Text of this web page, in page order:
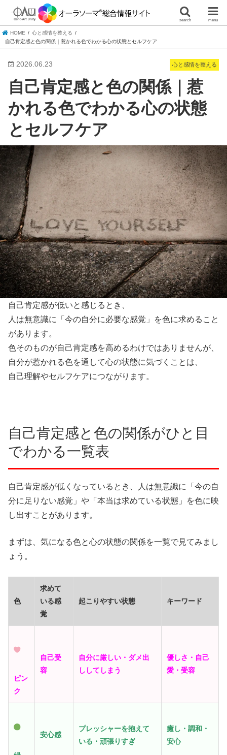
search menu
HOME
心と感情を整える
自己肯定感と色の関係｜惹かれる色でわかる心の状態とセルフケア
心と感情を整える
2026.06.23
自己肯定感と色の関係｜惹
かれる色でわかる心の状態
とセルフケア
自己肯定感が低いと感じるとき、
人は無意識に「今の自分に必要な感覚」を色に求めること
があります。
色そのものが自己肯定感を高めるわけではありませんが、
自分が惹かれる色を通して心の状態に気づくことは、
自己理解やセルフケアにつながります。
自己肯定感と色の関係がひと目
でわかる一覧表
自己肯定感が低くなっているとき、人は無意識に「今の自
分に足りない感覚」や「本当は求めている状態」を色に映
し出すことがあります。
まずは、気になる色と心の状態の関係を一覧で見てみまし
ょう。
色
求めて
いる感
覚
起こりやすい状態 キーワード
ピン
ク
自己受
容
自分に厳しい・ダメ出
ししてしまう
優しさ・自己
愛・受容
安心感
プレッシャーを抱えて
いる・頑張りすぎ
癒し・調和・
安心